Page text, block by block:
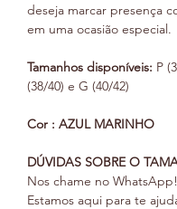
deseja marcar presença
em uma ocasião especial.
Tamanhos disponíveis: P
(38/40) e G (40/42)
Cor : AZUL MARINHO
DÚVIDAS SOBRE O
Nos chame no
Estamos aqui para te